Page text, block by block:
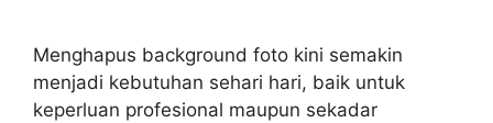
Menghapus background foto kini semakin
menjadi kebutuhan sehari hari, baik untuk
keperluan profesional maupun sekadar